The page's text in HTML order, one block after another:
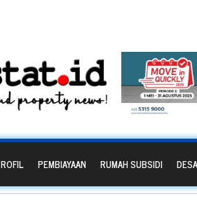
PEMBIAYAAN RUMAH SUBSIDI